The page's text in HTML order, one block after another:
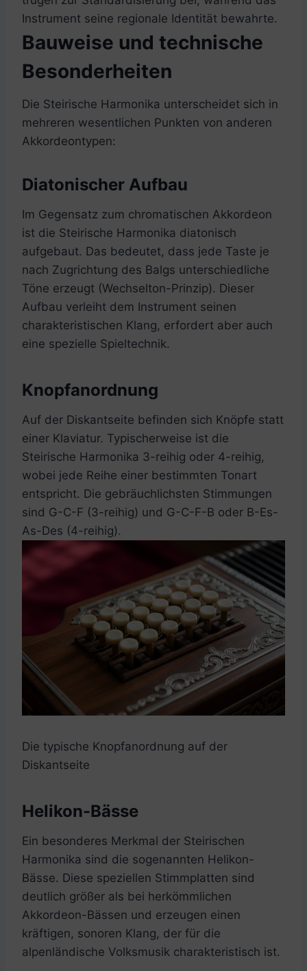
Instrument seine regionale Identität bewahrte.
Bauweise und technische
Besonderheiten
Die Steirische Harmonika unterscheidet sich in
mehreren wesentlichen Punkten von anderen
Akkordeontypen:
Diatonischer Aufbau
Im Gegensatz zum chromatischen Akkordeon
ist die Steirische Harmonika diatonisch
aufgebaut. Das bedeutet, dass jede Taste je
nach Zugrichtung des Balgs unterschiedliche
Töne erzeugt (Wechselton-Prinzip). Dieser
Aufbau verleiht dem Instrument seinen
charakteristischen Klang, erfordert aber auch
eine spezielle Spieltechnik.
Knopfanordnung
Auf der Diskantseite befinden sich Knöpfe statt
einer Klaviatur. Typischerweise ist die
Steirische Harmonika 3-reihig oder 4-reihig,
wobei jede Reihe einer bestimmten Tonart
entspricht. Die gebräuchlichsten Stimmungen
sind G-C-F (3-reihig) und G-C-F-B oder B-Es-
As-Des (4-reihig).
Die typische Knopfanordnung auf der
Diskantseite
Helikon-Bässe
Ein besonderes Merkmal der Steirischen
Harmonika sind die sogenannten Helikon-
Bässe. Diese speziellen Stimmplatten sind
deutlich größer als bei herkömmlichen
Akkordeon-Bässen und erzeugen einen
kräftigen, sonoren Klang, der für die
alpenländische Volksmusik charakteristisch ist.